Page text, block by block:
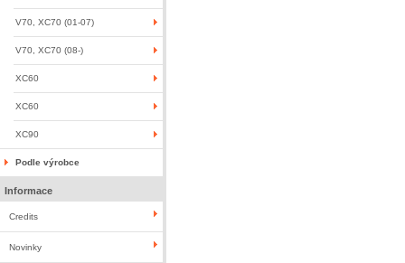
V70, XC70 (01-07)
V70, XC70 (08-)
XC60
XC60
XC90
Podle výrobce
Informace
Credits
Novinky